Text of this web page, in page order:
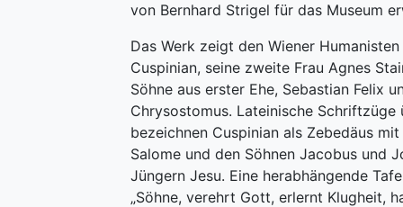
von Bernhard Strigel für das Museum
Das Werk zeigt den Wiener
Cuspinian, seine zweite Frau Agnes
Söhne aus erster Ehe, Sebastian Felix
Chrysostomus. Lateinische Schriftzüge
bezeichnen Cuspinian als Zebedäus
Salome und den Söhnen Jacobus und
Jüngern Jesu. Eine herabhängende
„Söhne, verehrt Gott, erlernt Klugheit,